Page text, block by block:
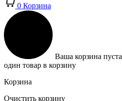
0 Корзина
Ваша корзина пуста
один товар в корзину
Корзина
Очистить корзину